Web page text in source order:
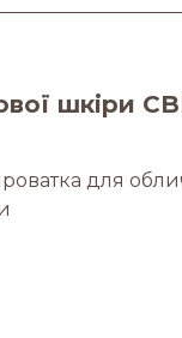
шкіри
для